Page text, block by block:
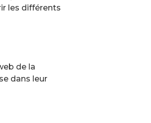
les différents
de la
dans leur